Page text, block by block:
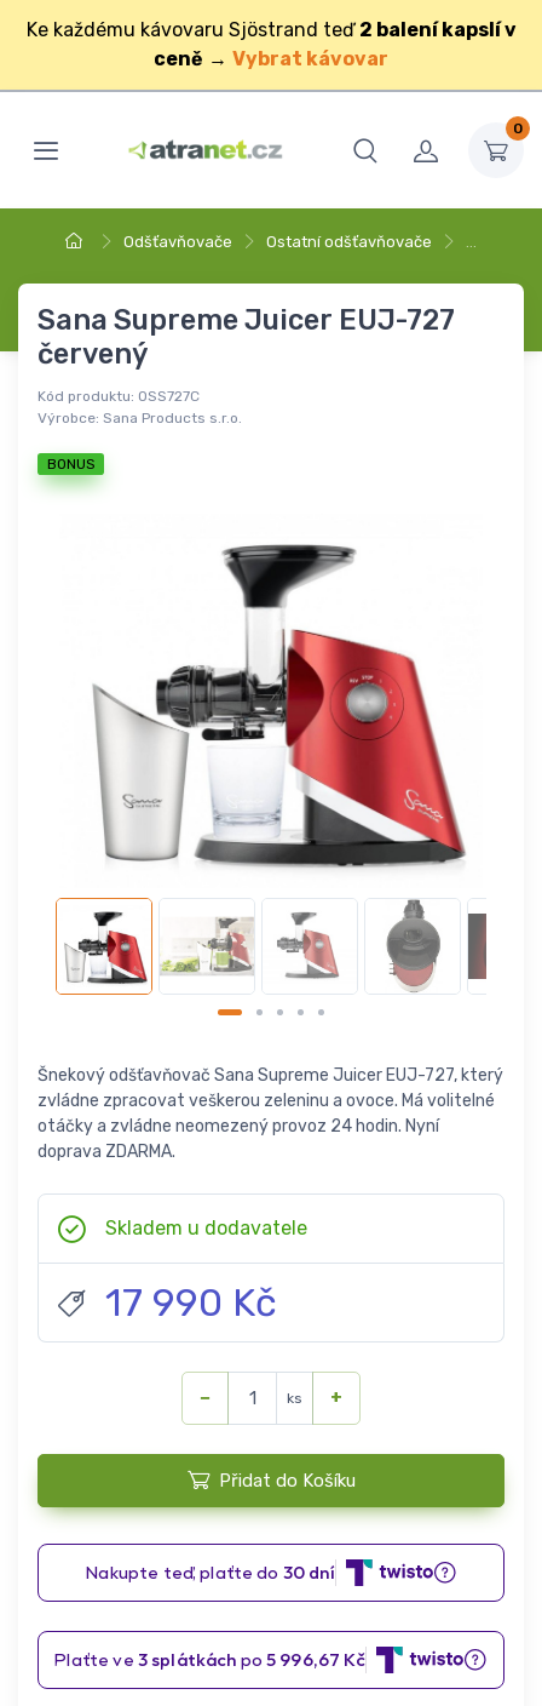
Ke každému kávovaru Sjöstrand teď 2 balení kapslí v
ceně → Vybrat kávovar
0
Odšťavňovače Ostatní odšťavňovače
Sana Supreme Juicer EUJ-727
červený
Kód produktu: OSS727C
Výrobce: Sana Products s.r.o.
BONUS
Šnekový odšťavňovač Sana Supreme Juicer EUJ-727, který
zvládne zpracovat veškerou zeleninu a ovoce. Má volitelné
otáčky a zvládne neomezený provoz 24 hodin. Nyní
doprava ZDARMA.
Skladem u dodavatele
17 990 Kč
− ks +
Přidat do Košíku